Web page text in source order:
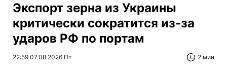
Экспорт зерна из Украины
критически сократится из-за
ударов РФ по портам
22:59 07.08.2026 Пт 2 мин